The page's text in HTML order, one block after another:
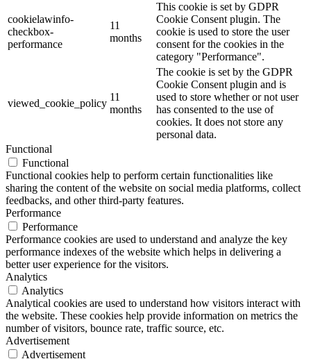
cookielawinfo-
checkbox-
performance
11
months
This cookie is set by GDPR
Cookie Consent plugin. The
cookie is used to store the user
consent for the cookies in the
category "Performance".
viewed_cookie_policy
11
months
The cookie is set by the GDPR
Cookie Consent plugin and is
used to store whether or not user
has consented to the use of
cookies. It does not store any
personal data.
Functional
Functional
Functional cookies help to perform certain functionalities like
sharing the content of the website on social media platforms, collect
feedbacks, and other third-party features.
Performance
Performance
Performance cookies are used to understand and analyze the key
performance indexes of the website which helps in delivering a
better user experience for the visitors.
Analytics
Analytics
Analytical cookies are used to understand how visitors interact with
the website. These cookies help provide information on metrics the
number of visitors, bounce rate, traffic source, etc.
Advertisement
Advertisement